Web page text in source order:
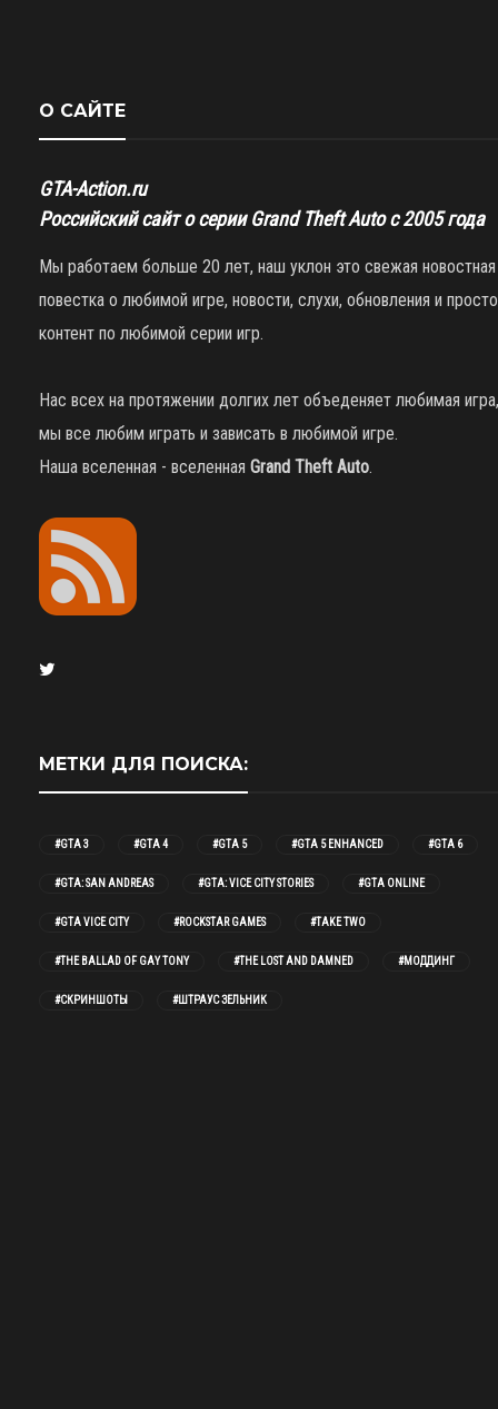
О САЙТЕ
GTA-Action.ru
Российский сайт о серии Grand Theft Auto с 2005 года
Мы работаем больше 20 лет, наш уклон это свежая новостная
повестка о любимой игре, новости, слухи, обновления и просто
контент по любимой серии игр.
Нас всех на протяжении долгих лет объеденяет любимая игра,
мы все любим играть и зависать в любимой игре.
Наша вселенная - вселенная Grand Theft Auto.
МЕТКИ ДЛЯ ПОИСКА:
#GTA 3 #GTA 4 #GTA 5 #GTA 5 ENHANCED #GTA 6
#GTA: SAN ANDREAS #GTA: VICE CITY STORIES #GTA ONLINE
#GTA VICE CITY #ROCKSTAR GAMES #TAKE TWO
#THE BALLAD OF GAY TONY #THE LOST AND DAMNED #МОДДИНГ
#СКРИНШОТЫ #ШТРАУС ЗЕЛЬНИК